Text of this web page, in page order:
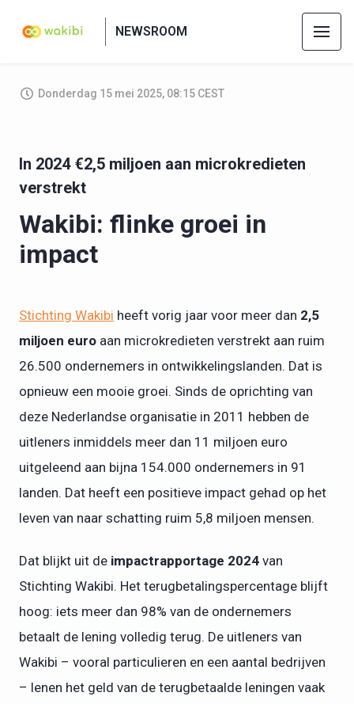
NEWSROOM
Donderdag 15 mei 2025, 08:15 CEST
In 2024 €2,5 miljoen aan microkredieten
verstrekt
Wakibi: flinke groei in
impact
Stichting Wakibi heeft vorig jaar voor meer dan 2,5
miljoen euro aan microkredieten verstrekt aan ruim
26.500 ondernemers in ontwikkelingslanden. Dat is
opnieuw een mooie groei. Sinds de oprichting van
deze Nederlandse organisatie in 2011 hebben de
uitleners inmiddels meer dan 11 miljoen euro
uitgeleend aan bijna 154.000 ondernemers in 91
landen. Dat heeft een positieve impact gehad op het
leven van naar schatting ruim 5,8 miljoen mensen.
Dat blijkt uit de impactrapportage 2024 van
Stichting Wakibi. Het terugbetalingspercentage blijft
hoog: iets meer dan 98% van de ondernemers
betaalt de lening volledig terug. De uitleners van
Wakibi – vooral particulieren en een aantal bedrijven
– lenen het geld van de terugbetaalde leningen vaak